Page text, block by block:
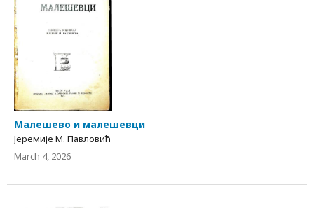
Малешево и малешевци
Јеремије М. Павловић
March 4, 2026